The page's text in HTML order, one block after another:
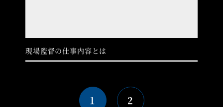
現場監督の仕事内容とは
1 2